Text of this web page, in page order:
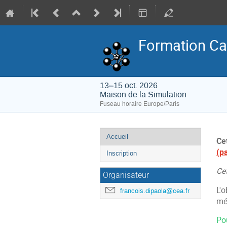
Formation
13–15 oct. 2026
Maison de la Simulation
Fuseau horaire Europe/Paris
Menu
de
l'événement
Accueil
Inscription
Organisateur
francois.dipaola@cea.fr